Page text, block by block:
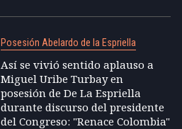
Posesión Abelardo de la Espriella
Así se vivió sentido aplauso a
Miguel Uribe Turbay en
posesión de De La Espriella
durante discurso del presidente
del Congreso: "Renace Colombia"